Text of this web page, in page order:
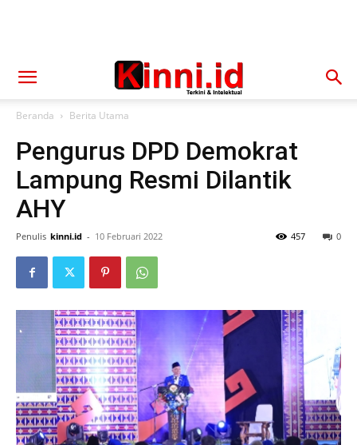
Beranda Berita Utama
Pengurus DPD Demokrat
Lampung Resmi Dilantik
AHY
Penulis kinni.id - 10 Februari 2022 0
457